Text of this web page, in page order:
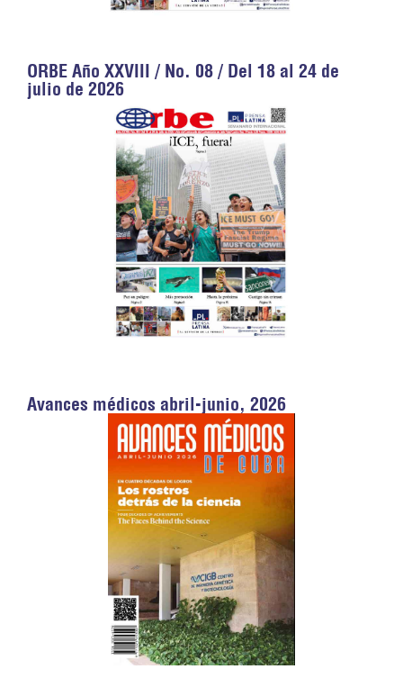
ORBE Año XXVIII / No. 08 / Del 18 al 24 de
julio de 2026
Avances médicos abril-junio, 2026